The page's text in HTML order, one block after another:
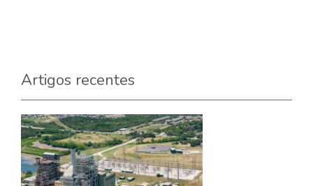
Artigos recentes